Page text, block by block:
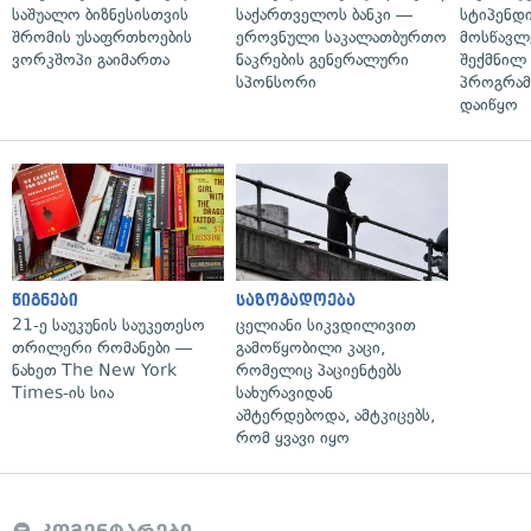
საშუალო ბიზნესისთვის
შრომის უსაფრთხოების
ვორკშოპი გაიმართა
საქართველოს ბანკი —
ეროვნული საკალათბურთო
ნაკრების გენერალური
სპონსორი
დაიწყო
წიგნები
21-ე საუკუნის საუკეთესო
თრილერი რომანები —
ნახეთ The New York
Times-ის სია
საზოგადოება
ცელიანი სიკვდილივით
გამოწყობილი კაცი,
რომელიც პაციენტებს
სახურავიდან
აშტერდებოდა, ამტკიცებს,
რომ ყვავი იყო